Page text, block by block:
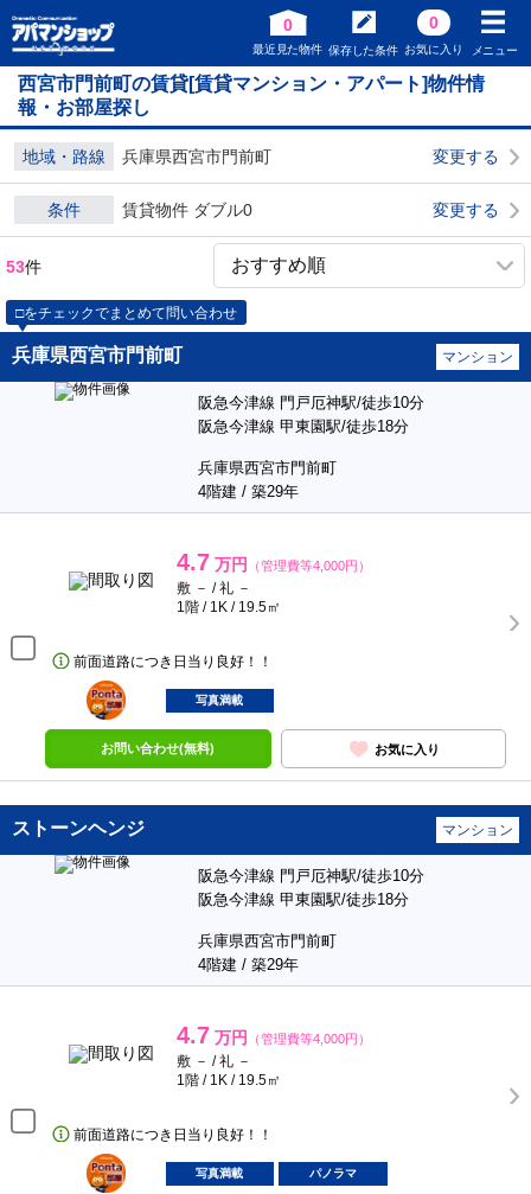
0
最近見た物件 保存した条件
0
お気に入り メニュー
西宮市門前町の賃貸[賃貸マンション・アパート]物件情
報・お部屋探し
地域・路線 兵庫県西宮市門前町 変更する
条件 賃貸物件 ダブル0 変更する
53件
□をチェックでまとめて問い合わせ
兵庫県西宮市門前町 マンション
阪急今津線 門戸厄神駅/徒歩10分
阪急今津線 甲東園駅/徒歩18分
兵庫県西宮市門前町
4階建 / 築29年
4.7 万円 （管理費等4,000円）
敷 － / 礼 －
1階 / 1K / 19.5㎡
前面道路につき日当り良好！！
ポンタ
部屋
写真満載
お問い合わせ(無料) お気に入り
ストーンヘンジ マンション
阪急今津線 門戸厄神駅/徒歩10分
阪急今津線 甲東園駅/徒歩18分
兵庫県西宮市門前町
4階建 / 築29年
4.7 万円 （管理費等4,000円）
敷 － / 礼 －
1階 / 1K / 19.5㎡
前面道路につき日当り良好！！
ポンタ
部屋
写真満載 パノラマ